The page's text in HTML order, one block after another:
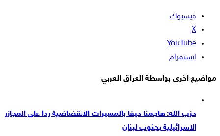
فيسبوك
‫X
‫YouTube
انستقرام
مواضيع اخرى بواسطة العراق العربي
حزب الله: هاجمنا حيفا بالمسيرات الانقضاضية ردا على المجازر
الاسرائيلية بجنوب لبنان